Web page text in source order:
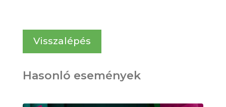
Visszalépés
Hasonló események